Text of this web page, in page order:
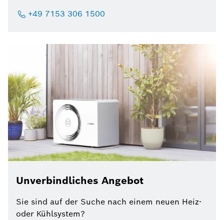
+49 7153 306 1500
Unverbindliches Angebot
Sie sind auf der Suche nach einem neuen Heiz-
oder Kühlsystem?